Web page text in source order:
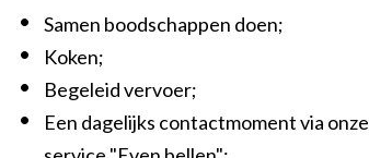
Samen boodschappen doen;
Koken;
Begeleid vervoer;
Een dagelijks contactmoment via onze